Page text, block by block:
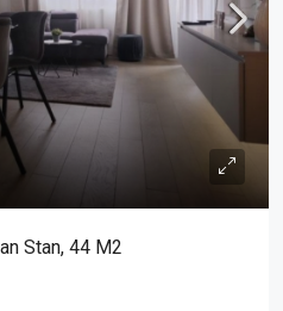
Stan, 44 M2